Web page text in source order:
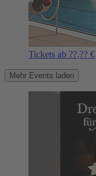
Tickets ab ??,?? €
Mehr Events laden